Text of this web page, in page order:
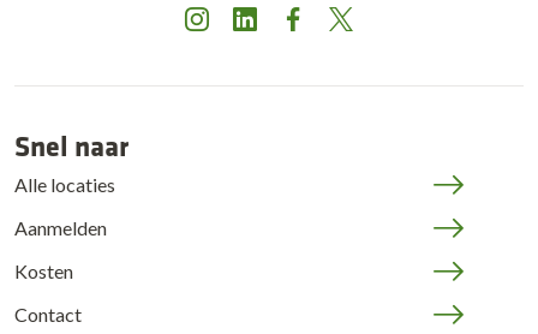
InstagramLinkedInFacebook
X
Snel naar
Alle locaties
Aanmelden
Kosten
Contact